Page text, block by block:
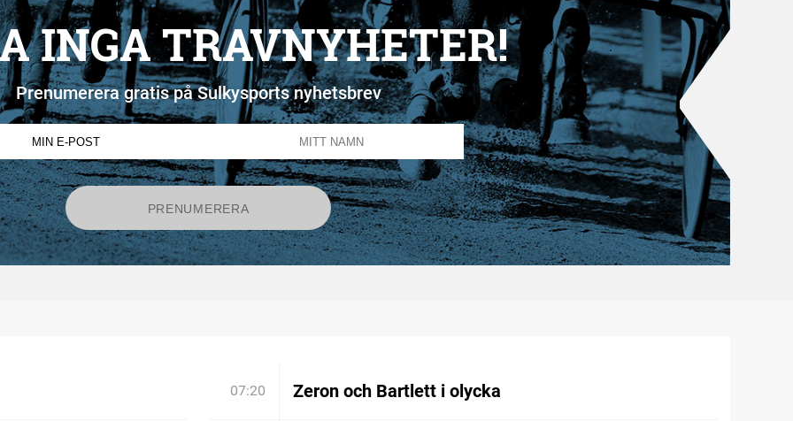
INGA TRAVNYHETER!
Prenumerera gratis på Sulkysports nyhetsbrev
07:20 Zeron och Bartlett i olycka